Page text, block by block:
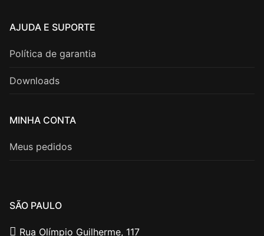
AJUDA E SUPORTE
Política de garantia
Downloads
MINHA CONTA
Meus pedidos
SÃO PAULO
Rua Olímpio Guilherme, 117